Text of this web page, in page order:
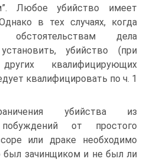
Любое убийство имеет
в тех случаях, когда
дела
убийство (при
квалифицирующих
квалифицировать по ч. 1
убийства из
побуждений от простого
или драке необходимо
был зачинщиком и не был ли